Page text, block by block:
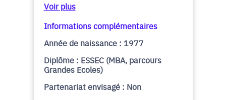
Voir plus
Informations complémentaires
Année de naissance : 1977
Diplôme : ESSEC (MBA, parcours
Grandes Ecoles)
Partenariat envisagé : Non